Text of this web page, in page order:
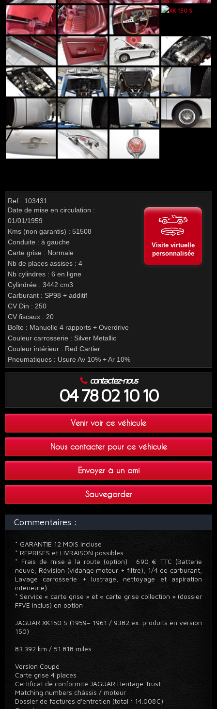
Ref : 103431
Date de mise en circulation :
01/01/1959
Kms (non garantis) : 51508
Conduite : à gauche
Carte grise : Normale
Nb de places assises : 4
Nb cylindres : 6 en ligne
Cylindrée : 3442 cm3
Carburant : SP98 + additif
CV Din : 250
CV fiscaux : 20
Boîte : Manuelle 4 rapports + Overdrive
Couleur carrosserie : Silver Metallic
Couleur intérieur : Red Cartier
Pneumatiques : Usure Av 10% + Ar 10%
Visite virtuelle
personnalisée
Venir voir ce véhicule
Nous contacter pour ce véhicule
Envoyer à un ami
Sauvegarder
contactez-nous
04 78 02 10 10
Commentaires :
* GARANTIE 12 MOIS incluse
* REPRISES et LIVRAISON possibles
* Frais de mise à la route (option) : 690 € TTC (Batterie
neuve, Révision (vidange moteur + filtre), 1/4 de carburant,
Lavage carrosserie + lustrage, nettoyage et aspiration
intérieure).
* Service « carte grise » et « carte grise collection » (dossier
FFVE inclus) en option
JAGUAR XK150 S (1959– 1961 / 9382 ex. produits en version
150)
83.392 km / 51.818 miles
Version Coupé
Carte grise 4 places
Certificat de conformité JAGUAR Heritage Trust
Matching numbers châssis / moteur
Dossier de factures d'entretien (total : 14.008€)